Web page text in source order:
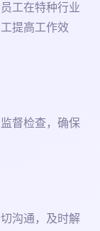
工在特种行业
提高工作效
督检查，确保
沟通，及时解